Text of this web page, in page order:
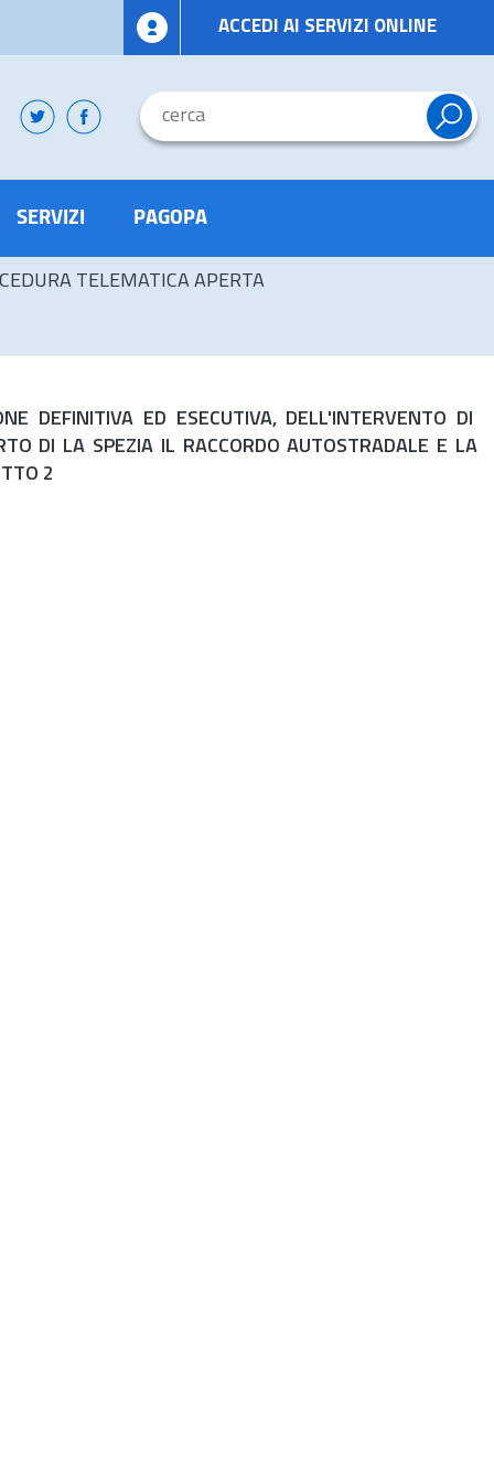
ACCEDI AI SERVIZI ONLINE
SERVIZI PAGOPA
TELEMATICA APERTA
DEFINITIVA ED ESECUTIVA, DELL'INTERVENTO DI
DI LA SPEZIA IL RACCORDO AUTOSTRADALE E LA
2